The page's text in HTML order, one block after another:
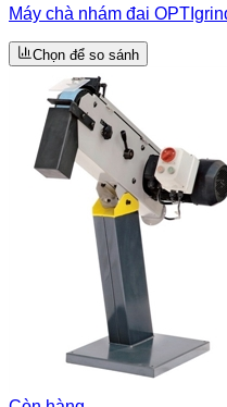
Máy chà nhám đai
Chọn để so sánh